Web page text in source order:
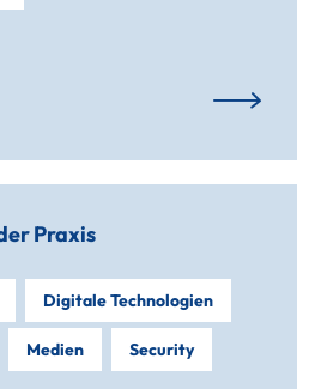
Praxis
Digitale Technologien
Medien Security